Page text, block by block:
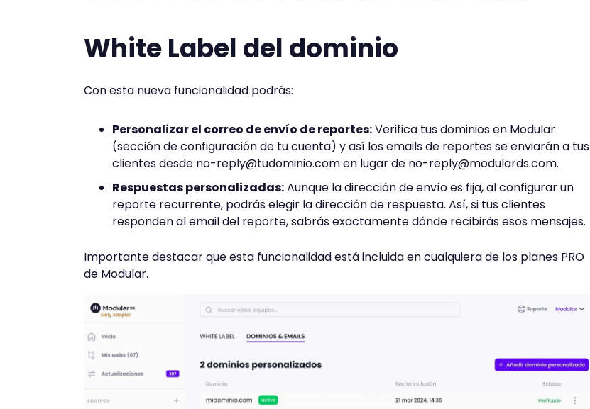
White Label del dominio
Con esta nueva funcionalidad podrás:
Personalizar el correo de envío de reportes:Verifica tus dominios en Modular
(sección de configuración de tu cuenta) y así los emails de reportes se enviarán a tus
clientes desde no-reply@tudominio.comen lugar de no-reply@modulards.com.
Respuestas personalizadas:Aunque la dirección de envío es fija, al configurar un
reporte recurrente, podrás elegir la dirección de respuesta. Así, si tus clientes
responden al email del reporte, sabrás exactamente dónde recibirás esos mensajes.
Importante destacar que esta funcionalidad está incluida en cualquiera de los planes PRO
de Modular.